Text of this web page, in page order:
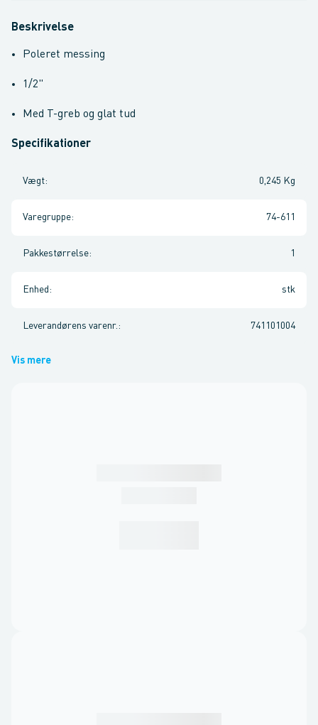
Beskrivelse
Poleret messing
1/2"
Med T-greb og glat tud
Specifikationer
Vægt: 0,245 Kg
Varegruppe: 74-611
Pakkestørrelse: 1
Enhed : stk
Leverandørens varenr. : 741101004
Vis mere